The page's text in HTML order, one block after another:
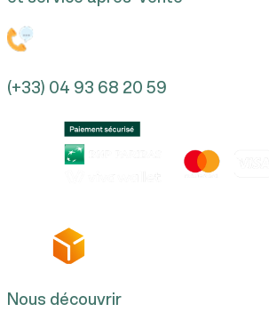
(+33) 04 93 68 20 59
Nous découvrir